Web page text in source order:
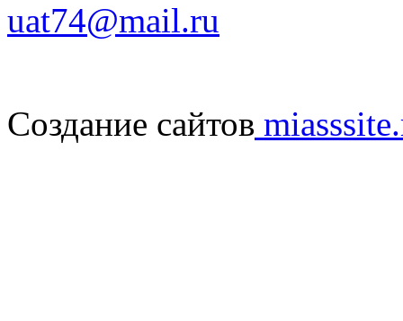
uat74@mail.ru
Создание сайтов